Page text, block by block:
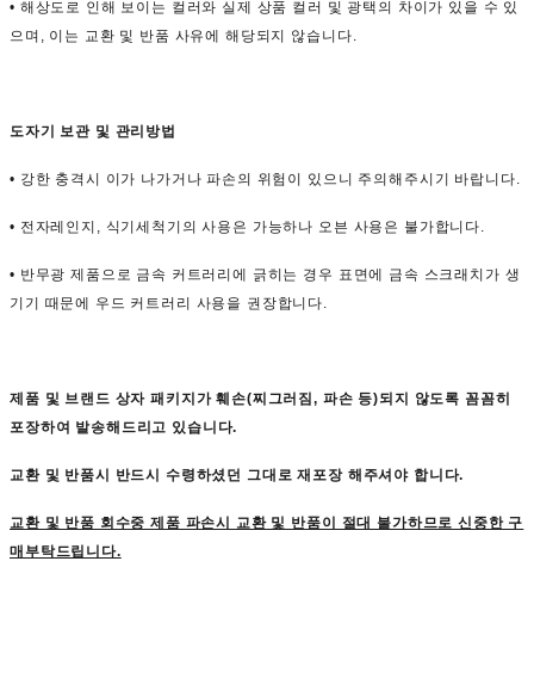
• 해상도로 인해 보이는 컬러와 실제 상품 컬러 및 광택의 차이가 있을 수 있
으며, 이는 교환 및 반품 사유에 해당되지 않습니다.
도자기 보관 및 관리방법
• 강한 충격시 이가 나가거나 파손의 위험이 있으니 주의해주시기 바랍니다.
• 전자레인지, 식기세척기의 사용은 가능하나 오븐 사용은 불가합니다.
• 반무광 제품으로 금속 커트러리에 긁히는 경우 표면에 금속 스크래치가 생
기기 때문에 우드 커트러리 사용을 권장합니다.
제품 및 브랜드 상자 패키지가 훼손(찌그러짐, 파손 등)되지 않도록 꼼꼼히
포장하여 발송해드리고 있습니다.
교환 및 반품시 반드시 수령하셨던 그대로 재포장해주셔야 합니다.
교환 및 반품 회수중 제품 파손시 교환 및 반품이 절대 불가하므로 신중한 구
매부탁드립니다.